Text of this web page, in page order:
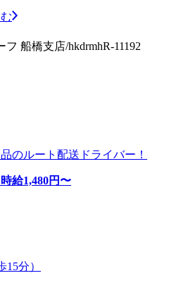
船橋支店/hkdrmhR-11192
のルート配送ドライバー！
時給1,480円〜
分）